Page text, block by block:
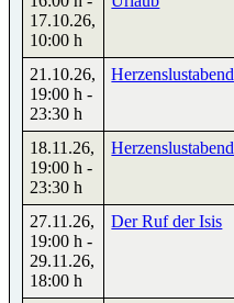
17.10.26,
10:00 h
21.10.26,
19:00 h -
23:30 h
Herzenslustabend
18.11.26,
19:00 h -
23:30 h
Herzenslustabend
27.11.26,
19:00 h -
29.11.26,
18:00 h
Der Ruf der Isis